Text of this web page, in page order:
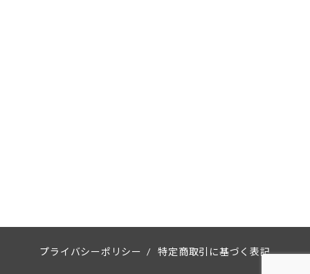
プライバシーポリシー / 特定商取引に基づく表記